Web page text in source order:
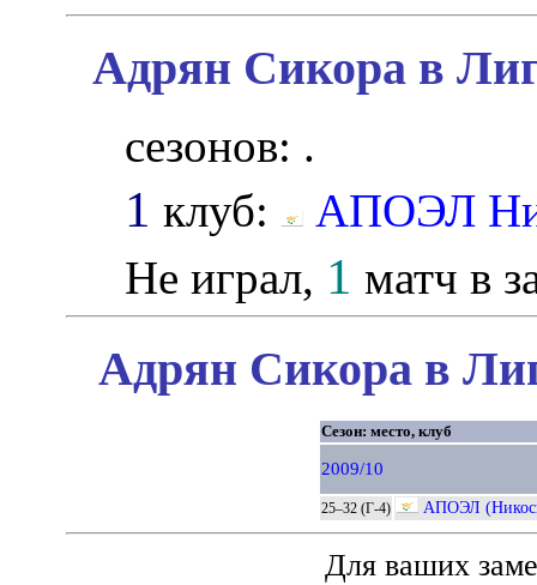
Адрян Сикора в
сезонов: .
1 клуб:
АПОЭЛ
Не играл, 1 матч в
Адрян Сикора в
Сезон: место, клуб
2009/10
25–32 (Г-4) АПОЭЛ
Для ваших